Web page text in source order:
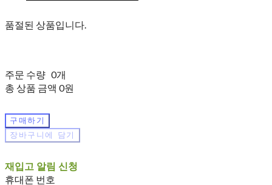
품절된 상품입니다.
주문 수량 0개
총 상품 금액 0원
구매하기
장바구니에 담기
재입고 알림 신청
휴대폰 번호